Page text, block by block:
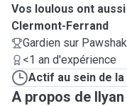
Vos loulous ont
Clermont-Ferrand
Gardien sur
<1 an d'expérience
Actif au sein de
A propos de Ilyan